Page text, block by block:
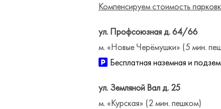
Компенсируем стоимость
ул. Профсоюзная д. 64/66
м. «Новые Черёмушки» (5 мин.
Бесплатная наземная и
ул. Земляной Вал д. 25
м. «Курская» (2 мин. пешком)